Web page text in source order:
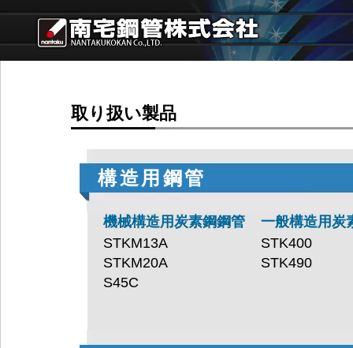
取り扱い製品
構造用鋼管
機械構造用炭素鋼鋼管
STKM13A
STKM20A
S45C
一般構造用炭
STK400
STK490